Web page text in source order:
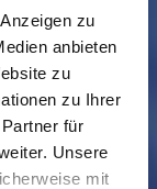
zu
anbieten
zu
zu Ihrer
für
Unsere
mit
Sie denMarketing
www.youtube